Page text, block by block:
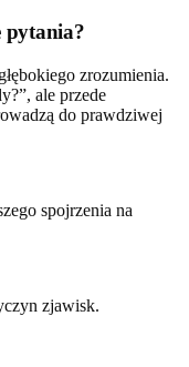
pytania?
zrozumienia.
ale przede
do prawdziwej
spojrzenia na
zjawisk.